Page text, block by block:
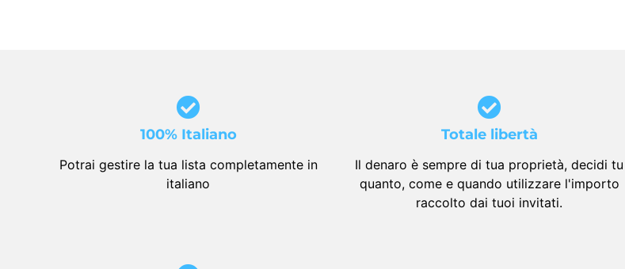
100% Italiano
Potrai gestire la tua lista completamente in
italiano
Totale libertà
Il denaro è sempre di tua proprietà, decidi tu
quanto, come e quando utilizzare l'importo
raccolto dai tuoi invitati.